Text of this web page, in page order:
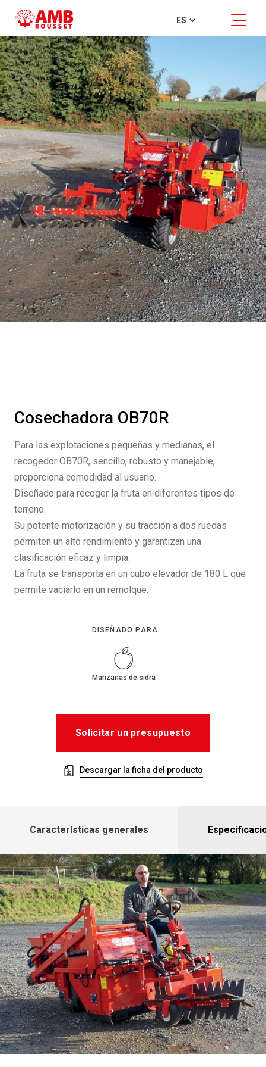
Cosechadora OB70R
Para las explotaciones pequeñas y medianas, el
recogedor OB70R, sencillo, robusto y manejable,
proporciona comodidad al usuario.
Diseñado para recoger la fruta en diferentes tipos de
terreno.
Su potente motorización y su tracción a dos ruedas
permiten un alto rendimiento y garantizan una
clasificación eficaz y limpia.
La fruta se transporta en un cubo elevador de 180 L que
permite vaciarlo en un remolque.
DISEÑADO PARA
Manzanas de sidra
Solicitar un presupuesto
Descargar la ficha del producto
Características generales